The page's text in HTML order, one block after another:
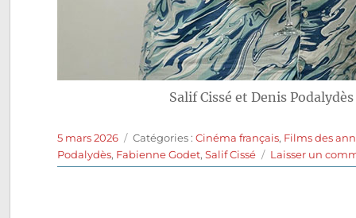
Salif Cissé et Denis
Publié
le
5 mars 2026 Catégories
Catégories :Cinéma français, Films des
Podalydès, Fabienne Godet,Salif Cissé Laisser un